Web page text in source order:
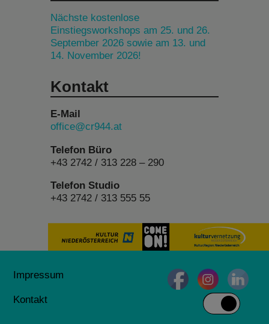
Nächste kostenlose
Einstiegsworkshops am 25. und 26.
September 2026 sowie am 13. und
14. November 2026!
Kontakt
E-Mail
office@cr944.at
Telefon Büro
+43 2742 / 313 228 – 290
Telefon Studio
+43 2742 / 313 555 55
Impressum
Kontakt